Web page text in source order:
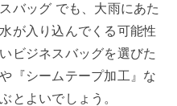
バッグ でも、大雨にあた
が入り込んでくる可能性
ビジネスバッグを選びた
『シームテープ加工』な
とよいでしょう。